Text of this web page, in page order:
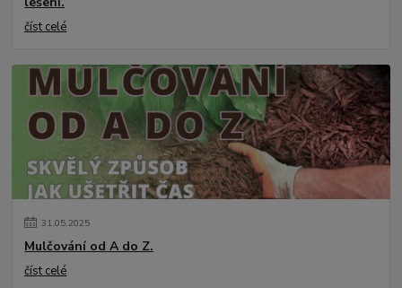
číst celé
31.05.2025
Mulčování od A do Z.
číst celé